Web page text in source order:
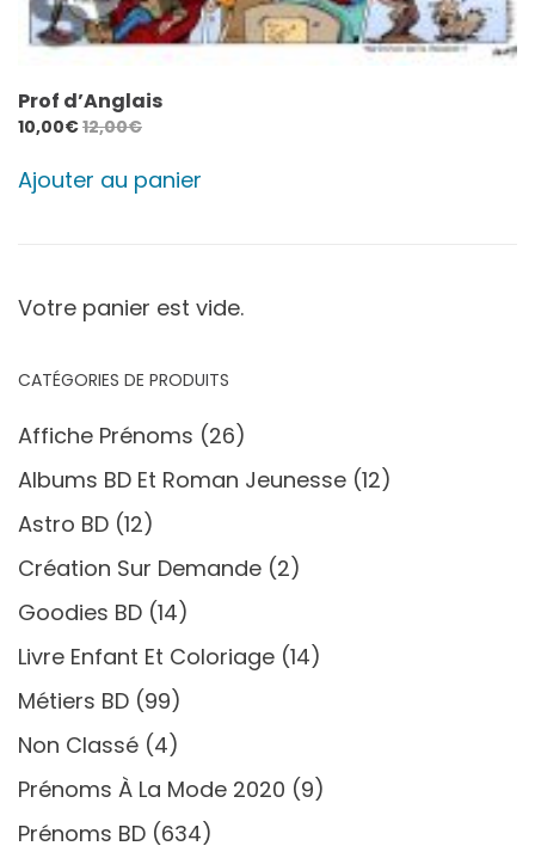
Prof d’Anglais
10,00€12,00€
Ajouter au panier
Votre panier est vide.
CATÉGORIES DE PRODUITS
Affiche Prénoms (26)
Albums BD Et Roman Jeunesse (12)
Astro BD (12)
Création Sur Demande (2)
Goodies BD (14)
Livre Enfant Et Coloriage (14)
Métiers BD (99)
Non Classé (4)
Prénoms À La Mode 2020 (9)
Prénoms BD (634)